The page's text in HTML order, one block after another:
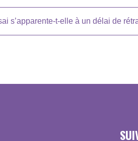
s’apparente-t-elle à un délai de